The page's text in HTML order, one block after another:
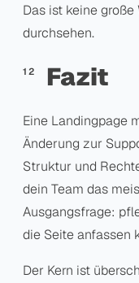
Das ist keine
durchsehen.
Fazit
Eine Landingpage
Änderung zur
Struktur und
dein Team das
Ausgangsfrage:
die Seite anfassen
Der Kern ist